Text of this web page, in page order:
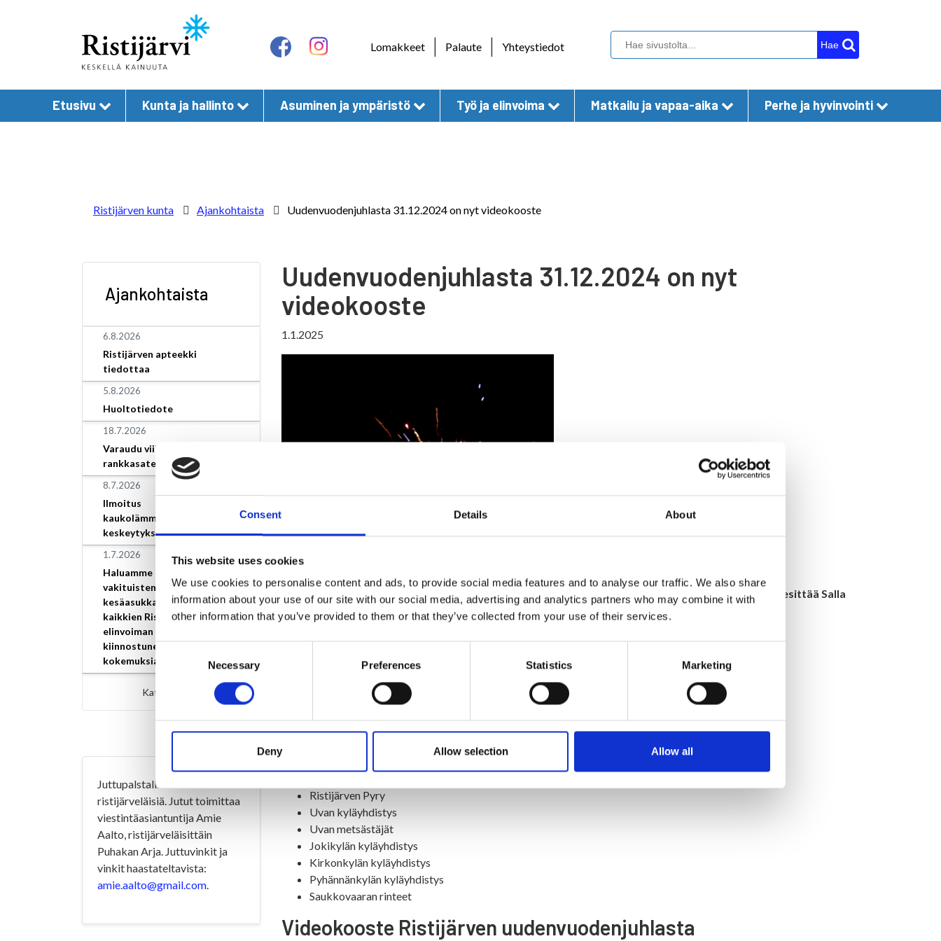
Consent Details About
This website uses cookies
We use cookies to personalise content and ads, to provide social media features and to analyse our traffic. We also share
information about your use of our site with our social media, advertising and analytics partners who may combine it with
other information that you’ve provided to them or that they’ve collected from your use of their services.
Consent
Selection
Necessary Preferences Statistics Marketing
Deny Allow selection Allow all
Lomakkeet | Palaute | Yhteystiedot Hae
Etusivu Kunta ja hallinto Asuminen ja ympäristö Työ ja elinvoima Matkailu ja vapaa-aika Perhe ja hyvinvointi
Ristijärven kunta Ajankohtaista Uudenvuodenjuhlasta 31.12.2024 on nyt videokooste
Ajankohtaista
6.8.2026
Ristijärven apteekki
tiedottaa
5.8.2026
Huoltotiedote
18.7.2026
Varaudu viikonlopun
rankkasateisiin!
8.7.2026
Ilmoitus
kaukolämmönjakelun
keskeytyksestä
1.7.2026
Haluamme kuulla yrittäjien,
vakituisten asukkaiden,
kesäasukkaiden, sekä
kaikkien Ristijärven
elinvoiman kehittämisestä
kiinnostuneiden ajatuksia,
kokemuksia sekä ideoita
Katso kaikki »
Juttupalstalla haastatellaan
ristijärveläisiä. Jutut toimittaa
viestintäasiantuntija Amie
Aalto, ristijärveläisittäin
Puhakan Arja. Juttuvinkit ja
vinkit haastateltavista:
amie.aalto@gmail.com.
Uudenvuodenjuhlasta 31.12.2024 on nyt
videokooste
1.1.2025
Videon on koostanut Renne Karppinen. Video sisältää kunnan uudenvuodentervehdyksen, jonka esittää Salla
Heikkinen. Lisäksi videolla on ilotulitus, jonka järjestäjinä on 13 ristijärveläistä yhdistystä.
Kunnan tervehdyspuhe on valoisa ja voimaannuttava - kannattaa kuunnella.
Ilotulitus ilmentää Ristijärven yhteisöllisyyttä. Se on 13:n ristijärveläisen yhdistyksen yhteistyötä:
Ristijärven vanhempainyhdistys
Ristijärven yrittäjäyhdistys
Ristijärven Pyry
Uvan kyläyhdistys
Uvan metsästäjät
Jokikylän kyläyhdistys
Kirkonkylän kyläyhdistys
Pyhännänkylän kyläyhdistys
Saukkovaaran rinteet
Videokooste Ristijärven uudenvuodenjuhlasta